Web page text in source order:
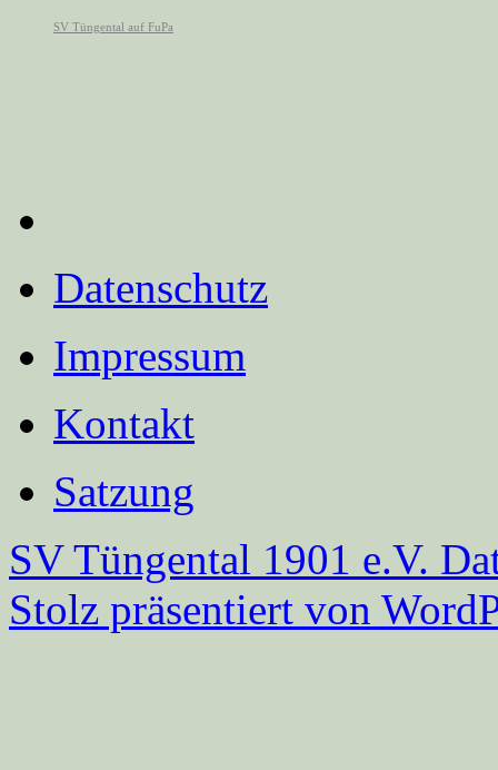
Datenschutz
Impressum
Kontakt
Satzung
SV Tüngental 1901 e.V.
Stolz präsentiert von